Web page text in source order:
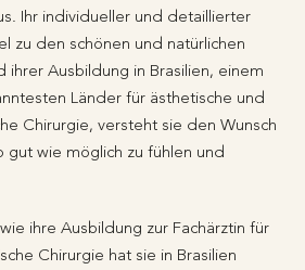
Ihr individueller und detaillierter
zu den schönen und natürlichen
ihrer Ausbildung in Brasilien, einem
Länder für ästhetische und
Chirurgie, versteht sie den Wunsch
gut wie möglich zu fühlen und
ihre Ausbildung zur Fachärztin für
Chirurgie hat sie in Brasilien